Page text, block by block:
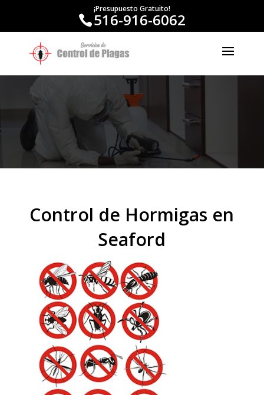
¡Presupuesto Gratuito!
516-916-6062
Control de Hormigas en
Seaford